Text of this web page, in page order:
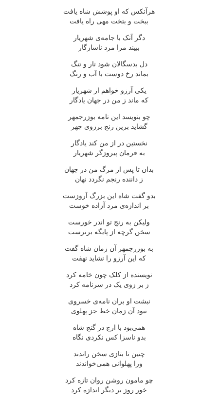
هرآنکس که او پوشش شاه یافت
ببخت و بتخت مهی راه یافت
دگر آنک با جامه‌ی شهریار
ببیند مرا مرد ناسازگار
دل بدسگالان شود تار و تنگ
بماند رخ دوست با آب و رنگ
یکی آرزو خواهم از شهریار
که ماند ز من در جهان یادگار
چو بنویسد این نامه بوزرجمهر
گشاید برین رنج برزوی چهر
نخستین در از من کند یادگار
به فرمان پیروزگر شهریار
بدان تا پس از مرگ من در جهان
ز داننده رنجم نگردد نهان
بدو گفت شاه این بزرگ آروزست
بر اندازه‌ی مرد آزاده خوست
ولیکن به رنج تو اندر خورست
سخن گرچه از پایگه برترست
به بوزرجمهر آن زمان شاه گفت
که این آرزو را نشاید نهفت
نویسنده از کلک چون خامه کرد
ز بر زوی یک در سرنامه کرد
نبشت او بران نامه‌ی خسروی
نبود آن زمان خط جز پهلوی
همی‌بود با ارج در گنج شاه
بدو ناسزا کس نکردی نگاه
چنین تا بتازی سخن راندند
ورا پهلوانی همی‌خواندند
چو مامون روشن روان تازه کرد
خور روز بر دیگر اندازه کرد